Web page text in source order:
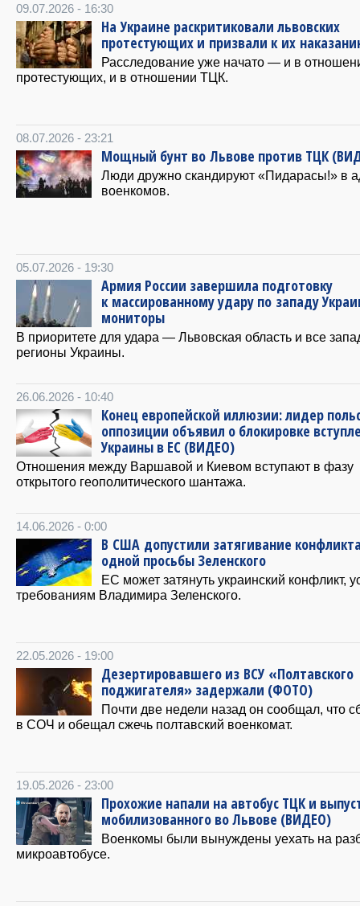
09.07.2026 - 16:30
На Украине раскритиковали львовских
протестующих и призвали к их
Расследование уже начато — и в
протестующих, и в отношении ТЦК.
08.07.2026 - 23:21
Мощный бунт во Львове против ТЦК
Люди дружно скандируют «Пидарасы!» в
военкомов.
05.07.2026 - 19:30
Армия России завершила подготовку
к массированному удару по западу
мониторы
В приоритете для удара — Львовская область и все
регионы Украины.
26.06.2026 - 10:40
Конец европейской иллюзии: лидер
оппозиции объявил о блокировке
Украины в ЕС (ВИДЕО)
Отношения между Варшавой и Киевом вступают в фазу
открытого геополитического шантажа.
14.06.2026 - 0:00
В США допустили затягивание
одной просьбы Зеленского
ЕС может затянуть украинский конфликт,
требованиям Владимира Зеленского.
22.05.2026 - 19:00
Дезертировавшего из ВСУ «Полтавского
поджигателя» задержали (ФОТО)
Почти две недели назад он сообщал, что
в СОЧ и обещал сжечь полтавский военкомат.
19.05.2026 - 23:00
Прохожие напали на автобус ТЦК и
мобилизованного во Львове (ВИДЕО)
Военкомы были вынуждены уехать на
микроавтобусе.